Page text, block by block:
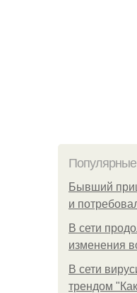
Бывший
и
В сети
изменения
В сети
трендом